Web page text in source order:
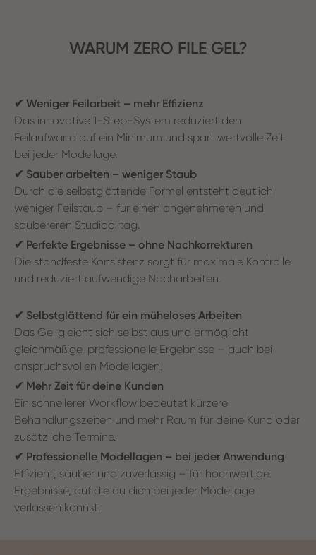
WARUM ZERO FILE GEL?
✔ Weniger Feilarbeit – mehr Effizienz
Das innovative 1-Step-System reduziert den
Feilaufwand auf ein Minimum und spart wertvolle Zeit
bei jeder Modellage.
✔ Sauber arbeiten – weniger Staub
Durch die selbstglättende Formel entsteht deutlich
weniger Feilstaub – für einen angenehmeren und
saubereren Studioalltag.
✔ Perfekte Ergebnisse – ohne Nachkorrekturen
Die standfeste Konsistenz sorgt für maximale Kontrolle
und reduziert aufwendige Nacharbeiten.
✔ Selbstglättend für ein müheloses Arbeiten
Das Gel gleicht sich selbst aus und ermöglicht
gleichmäßige, professionelle Ergebnisse – auch bei
anspruchsvollen Modellagen.
✔ Mehr Zeit für deine Kunden
Ein schnellerer Workflow bedeutet kürzere
Behandlungszeiten und mehr Raum für deine Kund oder
zusätzliche Termine.
✔ Professionelle Modellagen – bei jeder Anwendung
Effizient, sauber und zuverlässig – für hochwertige
Ergebnisse, auf die du dich bei jeder Modellage
verlassen kannst.